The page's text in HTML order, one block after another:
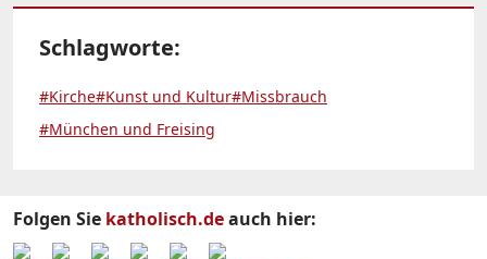
Schlagworte:
#Kirche#Kunst und Kultur#Missbrauch
#München und Freising
Folgen Sie katholisch.deauch hier: